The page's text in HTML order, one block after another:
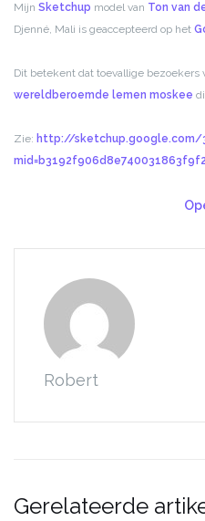
Mijn Sketchup model van Ton van
Djenné, Mali is geaccepteerd op het
Dit betekent dat toevallige bezoekers
wereldberoemde lemen moskee
Zie: http://sketchup.google.com/
Robert
Gerelateerde